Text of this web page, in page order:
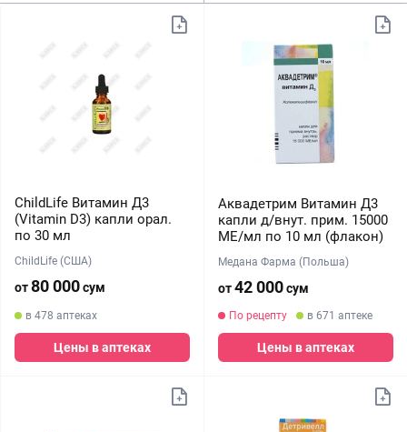
ChildLife Витамин Д3
(Vitamin D3) капли орал.
по 30 мл
ChildLife (США)
от80 000сум
в 478 аптеках
Цены в аптеках
Аквадетрим Витамин Д3
капли д/внут. прим. 15000
МЕ/мл по 10 мл (флакон)
Медана Фарма (Польша)
от42 000сум
По рецепту в 671 аптеке
Цены в аптеках